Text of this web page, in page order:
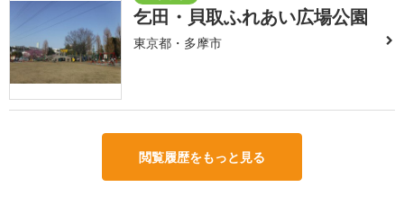
乞田・貝取ふれあい広場公園
東京都・多摩市
閲覧履歴をもっと見る